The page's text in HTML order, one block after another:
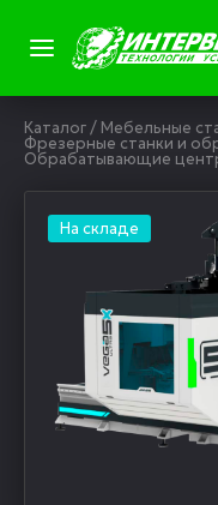
Каталог/ Мебельные
Фрезерные станки и
Обрабатывающие
На складе